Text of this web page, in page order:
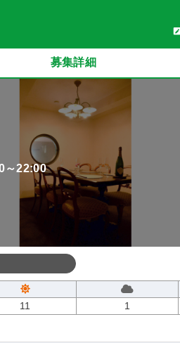
募集詳細
～22:00
11 1